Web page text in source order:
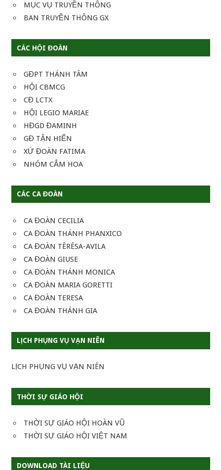
MỤC VỤ TRUYỀN THÔNG
BAN TRUYỀN THÔNG GX
CÁC HỘI ĐOÀN
GĐPT THÁNH TÂM
HỘI CBMCG
CĐ LCTX
HỘI LEGIO MARIAE
HĐGD ĐAMINH
GĐ TẬN HIẾN
XỨ ĐOÀN FATIMA
NHÓM CẮM HOA
CÁC CA ĐOÀN
CA ĐOÀN CECILIA
CA ĐOÀN THÁNH PHANXICO
CA ĐOÀN TÊRÊSA-AVILA
CA ĐOÀN GIUSE
CA ĐOÀN THÁNH MONICA
CA ĐOÀN MARIA GORETTI
CA ĐOÀN TERESA
CA ĐOÀN THÁNH GIA
LỊCH PHỤNG VỤ VẠN NIÊN
LỊCH PHỤNG VỤ VẠN NIÊN
THỜI SỰ GIÁO HỘI
THỜI SỰ GIÁO HỘI HOÀN VŨ
THỜI SỰ GIÁO HỘI VIỆT NAM
DOWNLOAD TÀI LIỆU